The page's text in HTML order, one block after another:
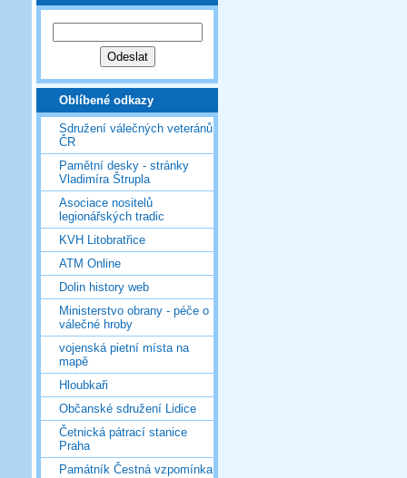
Oblíbené odkazy
Sdružení válečných veteránů
ČR
Pamětní desky - stránky
Vladimíra Štrupla
Asociace nositelů
legionářských tradic
KVH Litobratřice
ATM Online
Dolin history web
Ministerstvo obrany - péče o
válečné hroby
vojenská pietní místa na
mapě
Hloubkaři
Občanské sdružení Lidice
Četnická pátrací stanice
Praha
Památník Čestná vzpomínka